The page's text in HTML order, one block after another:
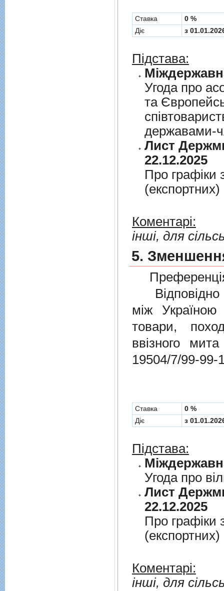
Cтавка
0 %
Діє
з
Підстава:
Угода про
та
державами-
Лист
22.12.2025
Про графiки
Коментарі:
інші, для
5.
Відповідно
мiж Україною
товари,
ввізного
19504/7/99-99-
Cтавка
0 %
Діє
з
Підстава:
Угода про
Лист
22.12.2025
Про графiки
Коментарі:
інші, для